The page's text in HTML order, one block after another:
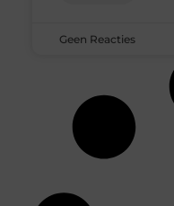
Geen Reacties